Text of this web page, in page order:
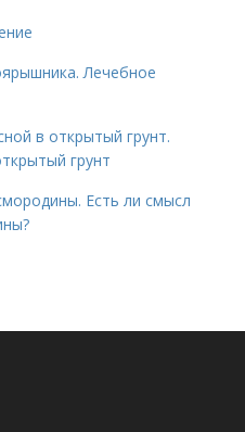
Лечебное
в открытый грунт.
грунт
Есть ли смысл